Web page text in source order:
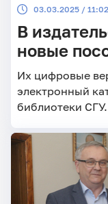
03.03.2025 / 11:02
В
новые
Их цифровые
электронный
библиотеки СГУ.